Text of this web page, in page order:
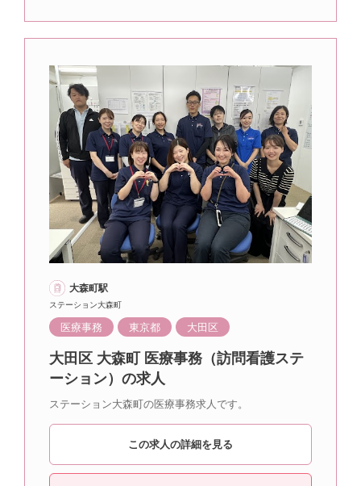
大森町駅
ステーション大森町
医療事務 東京都 大田区
大田区 大森町 医療事務（訪問看護ステ
ーション）の求人
ステーション大森町の医療事務求人です。
この求人の詳細を見る